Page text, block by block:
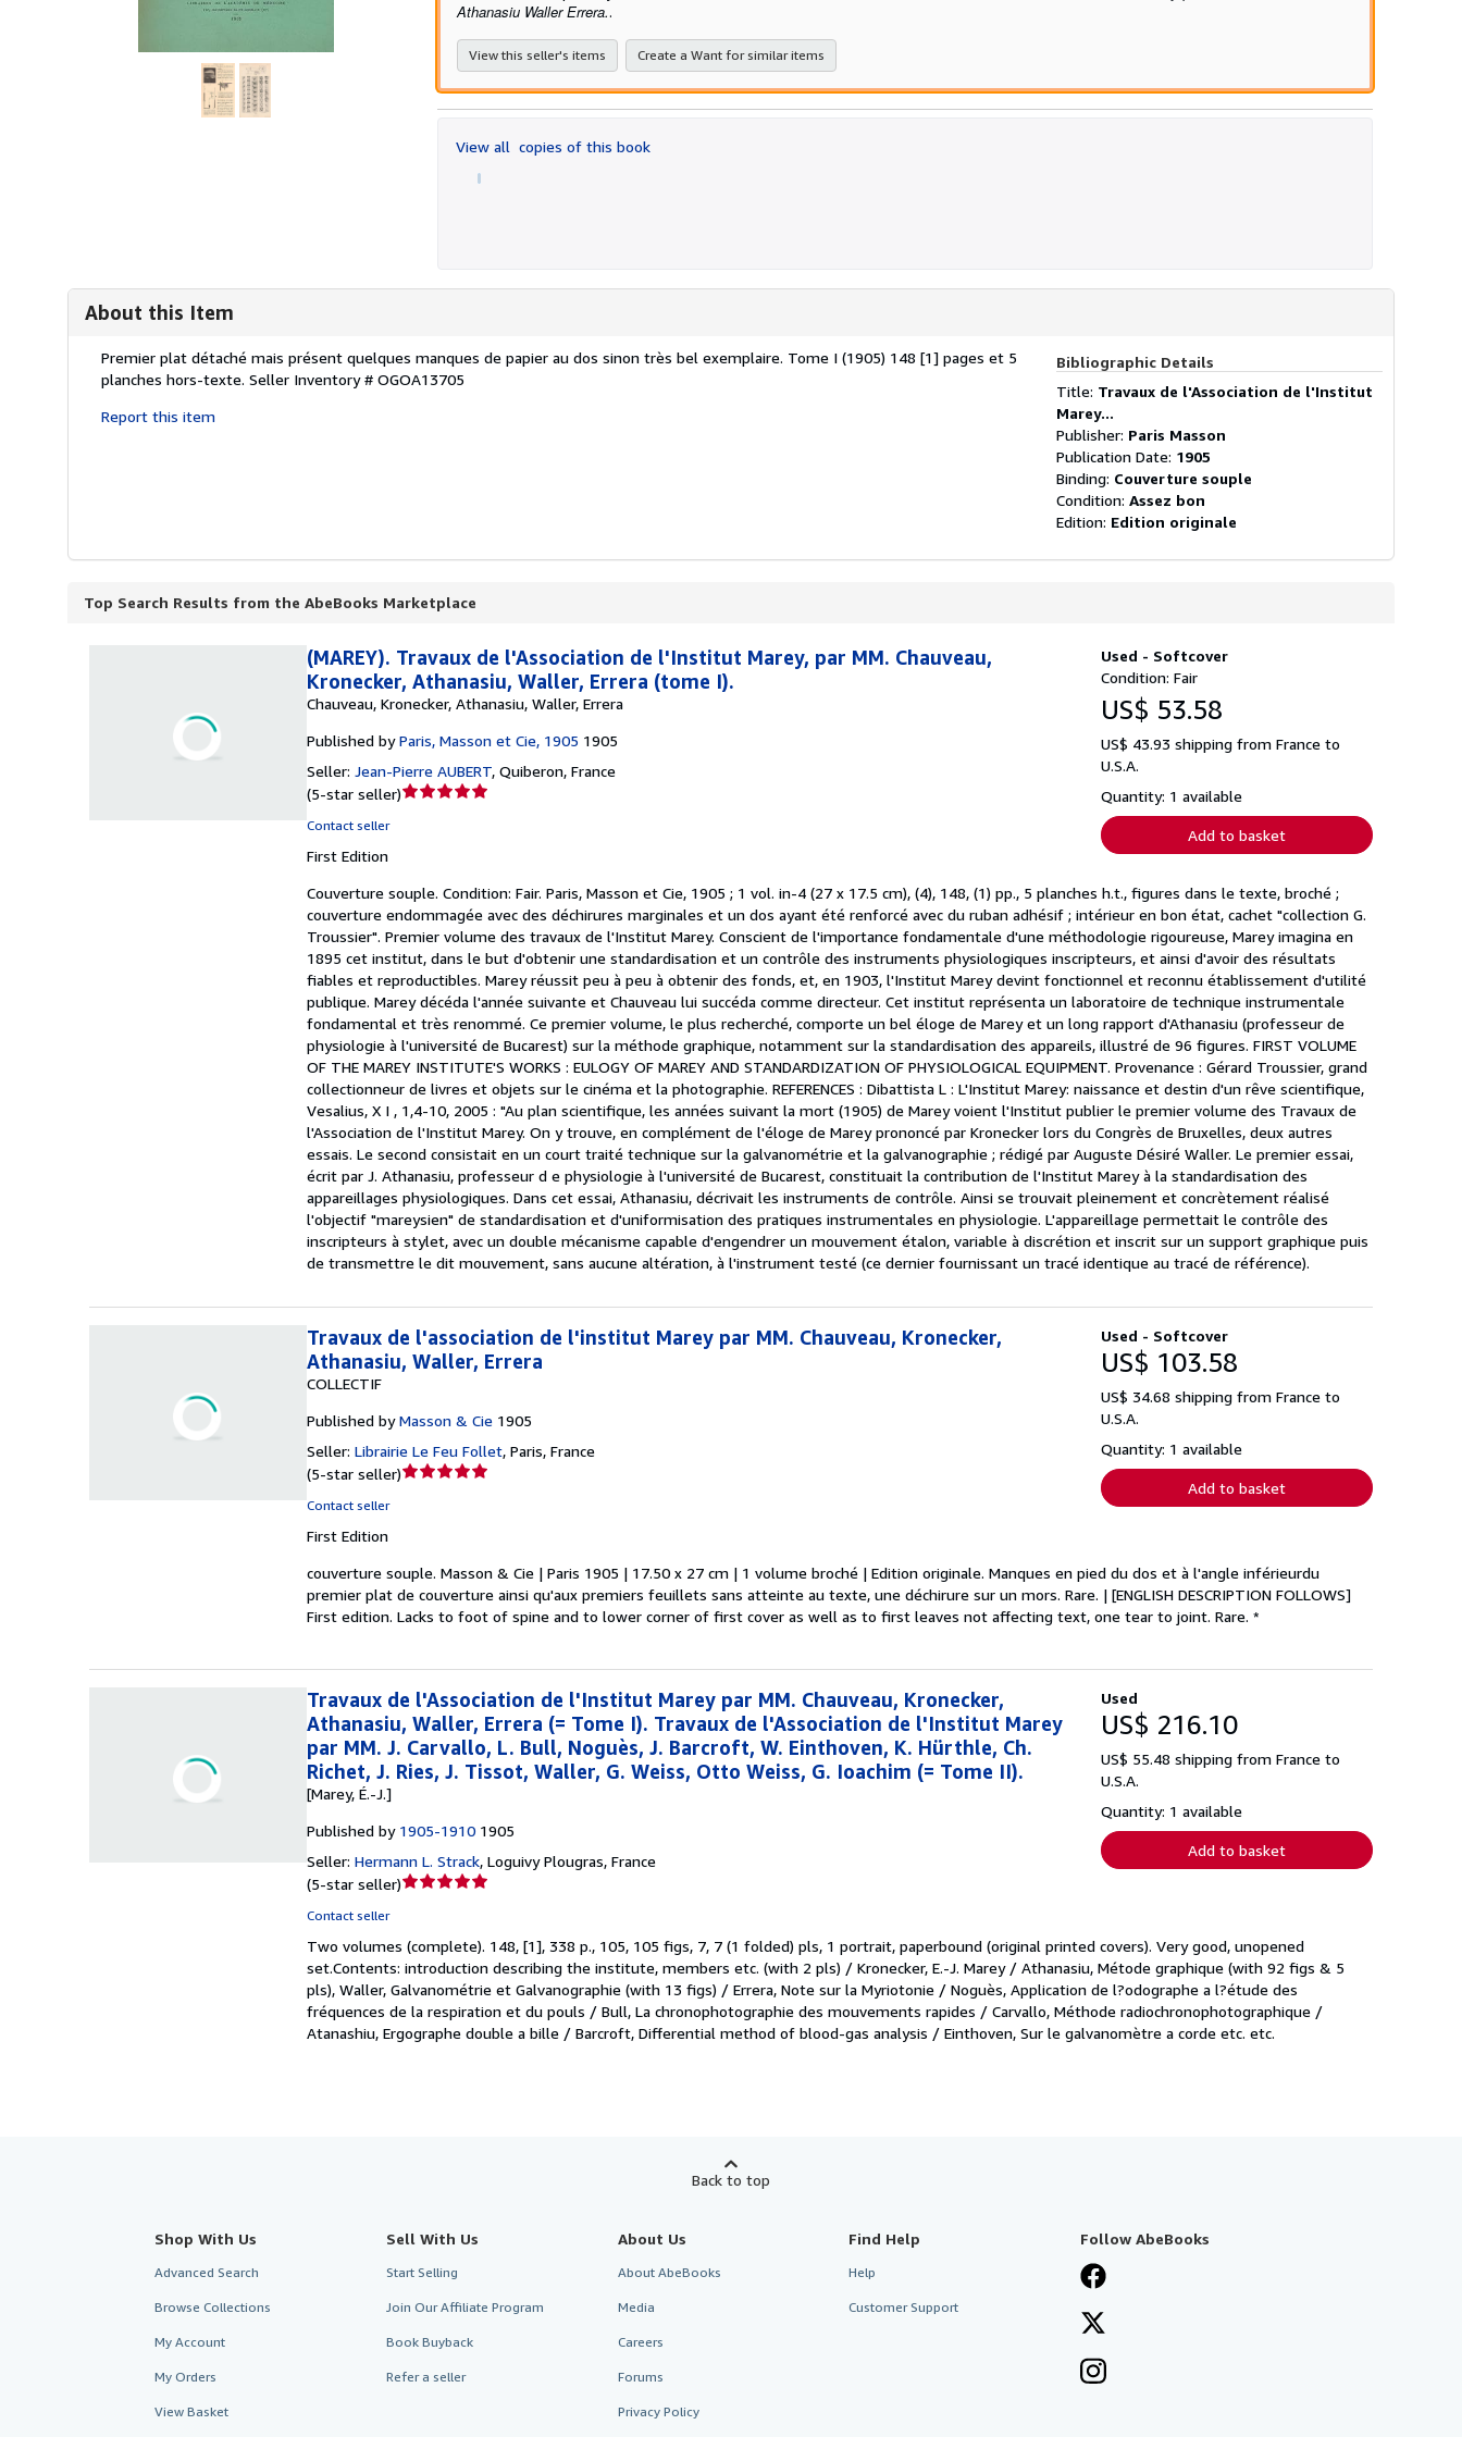
Athanasiu Waller Errera..
View this seller's items Create a Want for similar items
View all copies of this book
About this Item
Description:
Premier plat détaché mais présent quelques manques de papier au dos sinon très bel exemplaire. Tome I (1905) 148 [1] pages et 5
planches hors-texte. Seller Inventory # OGOA13705
Report this item
Bibliographic Details
Title: Travaux de l'Association de l'Institut
Marey...
Publisher: Paris Masson
Publication Date: 1905
Binding: Couverture souple
Condition: Assez bon
Edition: Edition originale
Top Search Results from the AbeBooks Marketplace
Used - Softcover
Condition: Fair
US$ 53.58
US$ 43.93 shipping from France to
U.S.A.
Quantity: 1 available
Add to basket
(MAREY). Travaux de l'Association de l'Institut Marey, par MM. Chauveau,
Kronecker, Athanasiu, Waller, Errera (tome I).
Chauveau, Kronecker, Athanasiu, Waller, Errera
Published by Paris, Masson et Cie, 1905 1905
Seller: Jean-Pierre AUBERT, Quiberon, France
(5-star seller)Seller
5
stars
Contact seller
First Edition
Couverture souple. Condition: Fair. Paris, Masson et Cie, 1905 ; 1 vol. in-4 (27 x 17.5 cm), (4), 148, (1) pp., 5 planches h.t., figures dans le texte, broché ;
couverture endommagée avec des déchirures marginales et un dos ayant été renforcé avec du ruban adhésif ; intérieur en bon état, cachet "collection G.
Troussier". Premier volume des travaux de l'Institut Marey. Conscient de l'importance fondamentale d'une méthodologie rigoureuse, Marey imagina en
1895 cet institut, dans le but d'obtenir une standardisation et un contrôle des instruments physiologiques inscripteurs, et ainsi d'avoir des résultats
fiables et reproductibles. Marey réussit peu à peu à obtenir des fonds, et, en 1903, l'Institut Marey devint fonctionnel et reconnu établissement d'utilité
publique. Marey décéda l'année suivante et Chauveau lui succéda comme directeur. Cet institut représenta un laboratoire de technique instrumentale
fondamental et très renommé. Ce premier volume, le plus recherché, comporte un bel éloge de Marey et un long rapport d'Athanasiu (professeur de
physiologie à l'université de Bucarest) sur la méthode graphique, notamment sur la standardisation des appareils, illustré de 96 figures. FIRST VOLUME
OF THE MAREY INSTITUTE'S WORKS : EULOGY OF MAREY AND STANDARDIZATION OF PHYSIOLOGICAL EQUIPMENT. Provenance : Gérard Troussier, grand
collectionneur de livres et objets sur le cinéma et la photographie. REFERENCES : Dibattista L : L'Institut Marey: naissance et destin d'un rêve scientifique,
Vesalius, X I , 1,4-10, 2005 : "Au plan scientifique, les années suivant la mort (1905) de Marey voient l'Institut publier le premier volume des Travaux de
l'Association de l'Institut Marey. On y trouve, en complément de l'éloge de Marey prononcé par Kronecker lors du Congrès de Bruxelles, deux autres
essais. Le second consistait en un court traité technique sur la galvanométrie et la galvanographie ; rédigé par Auguste Désiré Waller. Le premier essai,
écrit par J. Athanasiu, professeur d e physiologie à l'université de Bucarest, constituait la contribution de l'Institut Marey à la standardisation des
appareillages physiologiques. Dans cet essai, Athanasiu, décrivait les instruments de contrôle. Ainsi se trouvait pleinement et concrètement réalisé
l'objectif "mareysien" de standardisation et d'uniformisation des pratiques instrumentales en physiologie. L'appareillage permettait le contrôle des
inscripteurs à stylet, avec un double mécanisme capable d'engendrer un mouvement étalon, variable à discrétion et inscrit sur un support graphique puis
de transmettre le dit mouvement, sans aucune altération, à l'instrument testé (ce dernier fournissant un tracé identique au tracé de référence).
Used - Softcover
US$ 103.58
US$ 34.68 shipping from France to
U.S.A.
Quantity: 1 available
Add to basket
Travaux de l'association de l'institut Marey par MM. Chauveau, Kronecker,
Athanasiu, Waller, Errera
COLLECTIF
Published by Masson & Cie 1905
Seller: Librairie Le Feu Follet, Paris, France
(5-star seller)Seller
5
stars
Contact seller
First Edition
couverture souple. Masson & Cie | Paris 1905 | 17.50 x 27 cm | 1 volume broché | Edition originale. Manques en pied du dos et à l'angle inférieurdu
premier plat de couverture ainsi qu'aux premiers feuillets sans atteinte au texte, une déchirure sur un mors. Rare. | [ENGLISH DESCRIPTION FOLLOWS]
First edition. Lacks to foot of spine and to lower corner of first cover as well as to first leaves not affecting text, one tear to joint. Rare. *
Used
US$ 216.10
US$ 55.48 shipping from France to
U.S.A.
Quantity: 1 available
Add to basket
Travaux de l'Association de l'Institut Marey par MM. Chauveau, Kronecker,
Athanasiu, Waller, Errera (= Tome I). Travaux de l'Association de l'Institut Marey
par MM. J. Carvallo, L. Bull, Noguès, J. Barcroft, W. Einthoven, K. Hürthle, Ch.
Richet, J. Ries, J. Tissot, Waller, G. Weiss, Otto Weiss, G. Ioachim (= Tome II).
[Marey, É.-J.]
Published by 1905-1910 1905
Seller: Hermann L. Strack, Loguivy Plougras, France
(5-star seller)Seller
out
of
5
stars
Contact seller
Two volumes (complete). 148, [1], 338 p., 105, 105 figs, 7, 7 (1 folded) pls, 1 portrait, paperbound (original printed covers). Very good, unopened
set.Contents: introduction describing the institute, members etc. (with 2 pls) / Kronecker, E.-J. Marey / Athanasiu, Métode graphique (with 92 figs & 5
pls), Waller, Galvanométrie et Galvanographie (with 13 figs) / Errera, Note sur la Myriotonie / Noguès, Application de l?odographe a l?étude des
fréquences de la respiration et du pouls / Bull, La chronophotographie des mouvements rapides / Carvallo, Méthode radiochronophotographique /
Atanashiu, Ergographe double a bille / Barcroft, Differential method of blood-gas analysis / Einthoven, Sur le galvanomètre a corde etc. etc.
Back to top
Shop With Us
Advanced Search
Browse Collections
My Account
My Orders
View Basket
Sell With Us
Start Selling
Join Our Affiliate Program
Book Buyback
Refer a seller
About Us
About AbeBooks
Media
Careers
Forums
Privacy Policy
Find Help
Help
Customer Support
Follow AbeBooks